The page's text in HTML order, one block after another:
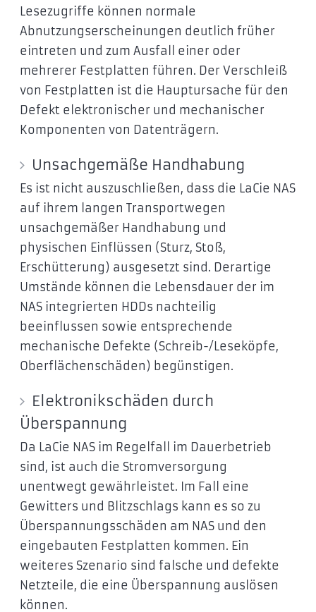
Lesezugriffe können normale
Abnutzungserscheinungen deutlich früher
eintreten und zum Ausfall einer oder
mehrerer Festplatten führen. Der Verschleiß
von Festplatten ist die Hauptursache für den
Defekt elektronischer und mechanischer
Komponenten von Datenträgern.
Unsachgemäße Handhabung
Es ist nicht auszuschließen, dass die LaCie NAS
auf ihrem langen Transportwegen
unsachgemäßer Handhabung und
physischen Einflüssen (Sturz, Stoß,
Erschütterung) ausgesetzt sind. Derartige
Umstände können die Lebensdauer der im
NAS integrierten HDDs nachteilig
beeinflussen sowie entsprechende
mechanische Defekte (Schreib-/Leseköpfe,
Oberflächenschäden) begünstigen.
Elektronikschäden durch
Überspannung
Da LaCie NAS im Regelfall im Dauerbetrieb
sind, ist auch die Stromversorgung
unentwegt gewährleistet. Im Fall eine
Gewitters und Blitzschlags kann es so zu
Überspannungsschäden am NAS und den
eingebauten Festplatten kommen. Ein
weiteres Szenario sind falsche und defekte
Netzteile, die eine Überspannung auslösen
können.